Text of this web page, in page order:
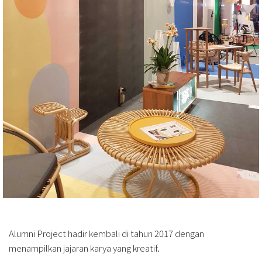
Alumni Project hadir kembali di tahun 2017 dengan
menampilkan jajaran karya yang kreatif.